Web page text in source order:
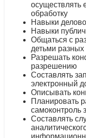
осуществлять
обработку
Навыки
Навыки
Общаться с
детьми разных
Разрешать
разрешению
Составлять
электронный
Описывать
Планировать
самоконтроль
Составлять